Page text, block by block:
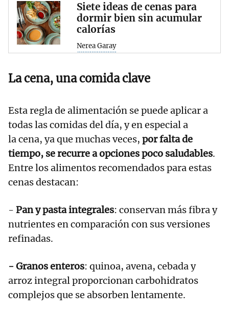
Siete ideas de cenas para
dormir bien sin acumular
calorías
Nerea Garay
La cena, una comida clave
Esta regla de alimentación se puede aplicar a
todas las comidas del día, y en especial a
la cena, ya que muchas veces, por falta de
tiempo, se recurre a opciones poco saludables.
Entre los alimentos recomendados para estas
cenas destacan:
- Pan y pasta integrales: conservan más fibra y
nutrientes en comparación con sus versiones
refinadas.
- Granos enteros: quinoa, avena, cebada y
arroz integral proporcionan carbohidratos
complejos que se absorben lentamente.